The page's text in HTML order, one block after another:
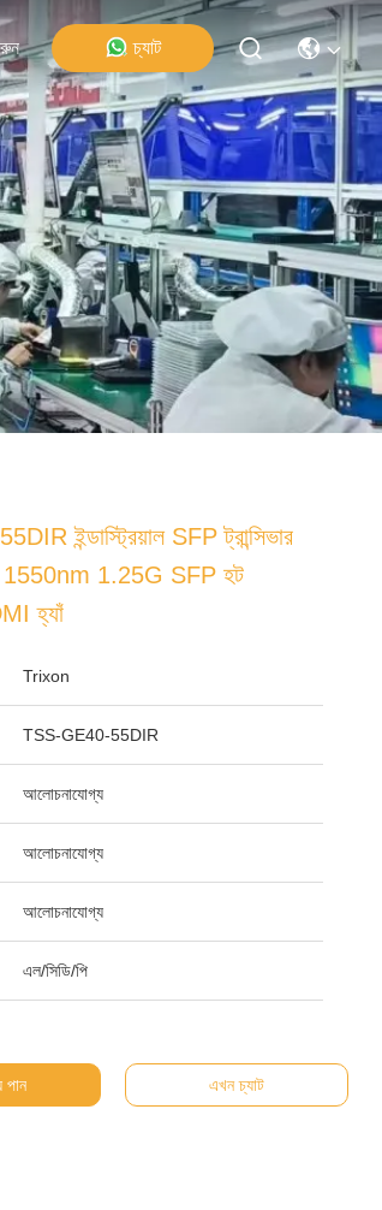
চ্যাট
ইন্ডাস্ট্রিয়াল SFP ট্রান্সিভার
1550nm 1.25G SFP হট
হ্যাঁ
Trixon
TSS-GE40-55DIR
আলোচনাযোগ্য
আলোচনাযোগ্য
আলোচনাযোগ্য
এল/সিডি/পি
পান এখন চ্যাট